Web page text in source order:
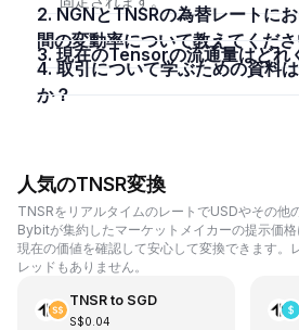
2. NGNとTNSRの為替レートにおける、過去24時
間の変動率について教えてくださ
3. 現在のTensorの流通量はどれ
4. 取引について学ぶための資料はどこにあります
か？
人気のTNSR変換
TNSRをリアルタイムのレートでUSDやその他
Bybitが集約したマーケットメイカーの提示価
現在の価値を確認して安心して変換できます。
レッドもありません。
TNSRto SGD
S$0.04